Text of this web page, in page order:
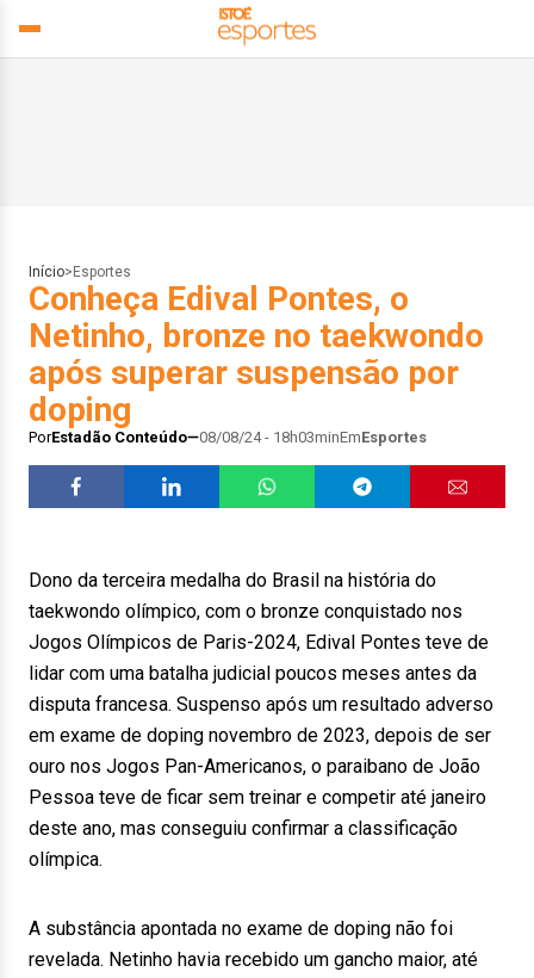
Início> Esportes
Conheça Edival Pontes, o
Netinho, bronze no taekwondo
após superar suspensão por
doping
PorEstadão Conteúdo 08/08/24 - 18h03minEmEsportes
Dono da terceira medalha do Brasil na história do
taekwondo olímpico, com o bronze conquistado nos
Jogos Olímpicos de Paris-2024, Edival Pontes teve de
lidar com uma batalha judicial poucos meses antes da
disputa francesa. Suspenso após um resultado adverso
em exame de doping novembro de 2023, depois de ser
ouro nos Jogos Pan-Americanos, o paraibano de João
Pessoa teve de ficar sem treinar e competir até janeiro
deste ano, mas conseguiu confirmar a classificação
olímpica.
A substância apontada no exame de doping não foi
revelada. Netinho havia recebido um gancho maior, até